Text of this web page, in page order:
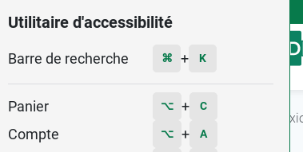
Utilitaire d'accessibilité
Barre de recherche ⌘ + K
Panier ⌥ + C
Compte ⌥ + A
Menu
Somnifères et